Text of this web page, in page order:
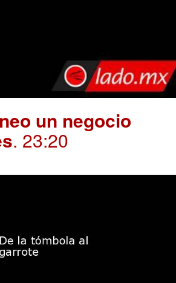
un negocio
. 23:20